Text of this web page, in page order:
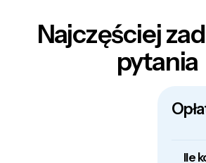
Najczęściej
pytania
Ile